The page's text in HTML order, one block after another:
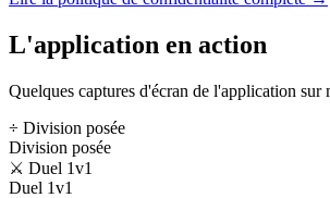
L'application en action
Quelques captures d'écran de l'application sur
÷ Division posée
Division posée
⚔️ Duel 1v1
Duel 1v1